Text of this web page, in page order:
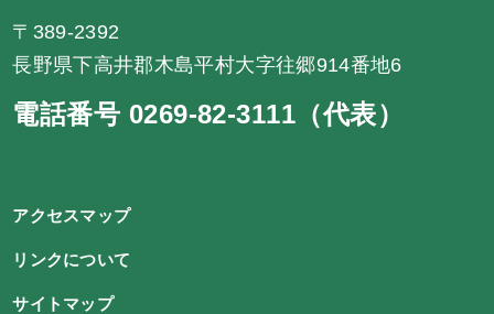
〒389-2392
長野県下高井郡木島平村大字往郷914番地6
電話番号 0269-82-3111（代表）
アクセスマップ
リンクについて
サイトマップ